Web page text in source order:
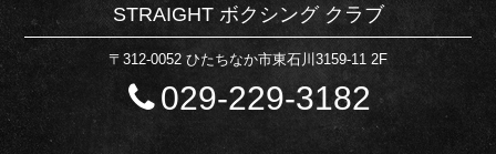
STRAIGHT ボクシング クラブ
〒312-0052 ひたちなか市東石川3159-11 2F
029-229-3182